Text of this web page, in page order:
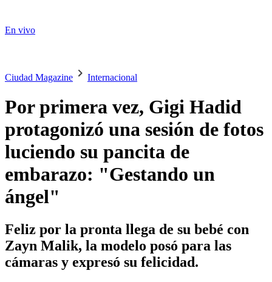
En vivo
Ciudad Magazine Internacional
Por primera vez, Gigi Hadid
protagonizó una sesión de fotos
luciendo su pancita de
embarazo: "Gestando un
ángel"
Feliz por la pronta llega de su bebé con
Zayn Malik, la modelo posó para las
cámaras y expresó su felicidad.